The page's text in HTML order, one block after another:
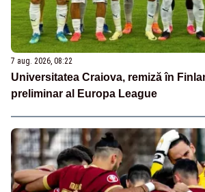
7 aug. 2026, 08:22
Universitatea Craiova, remiză în
preliminar al Europa League